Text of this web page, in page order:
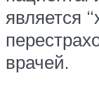
является
врачей.